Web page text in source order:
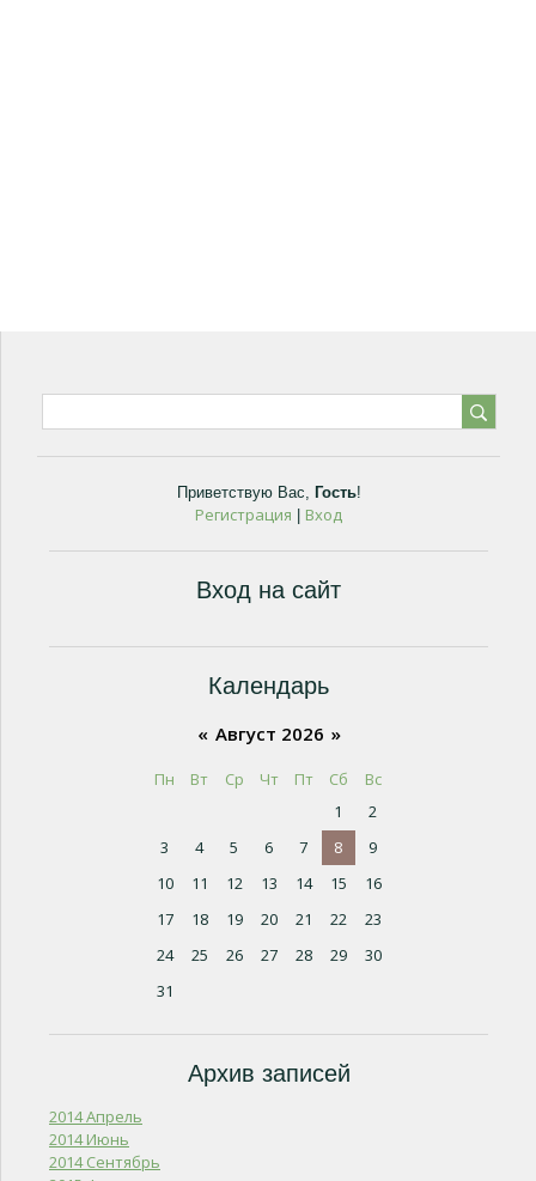
Приветствую Вас, Гость!
Регистрация Вход
Вход на сайт
Календарь
« Август 2026 »
Пн Вт Ср Чт Пт Сб
Вс
1
2
3
4 5 6 7 8
9
10
11 12 13 14 15
16
17
18 19 20 21 22
23
24
25 26 27 28 29
30
31
Архив записей
2014 Апрель
2014 Июнь
2014 Сентябрь